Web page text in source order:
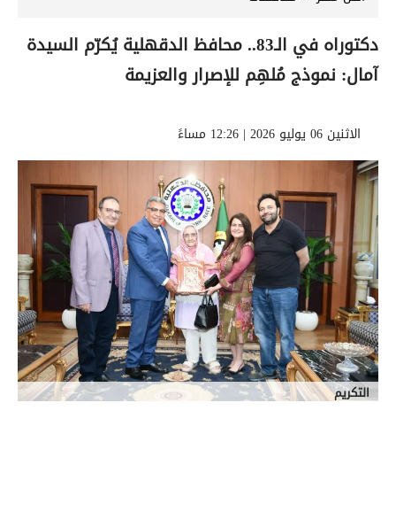
دكتوراه في الـ83.. محافظ الدقهلية يُكرّم السيدة
آمال: نموذج مُلهِم للإصرار والعزيمة
الاثنين 06 يوليو 2026 | 12:26 مساءً
التكريم